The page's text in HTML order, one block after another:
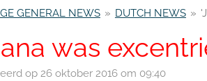
GENERAL NEWS » DUTCH NEWS »
was
op 26 oktober 2016 om 09:40